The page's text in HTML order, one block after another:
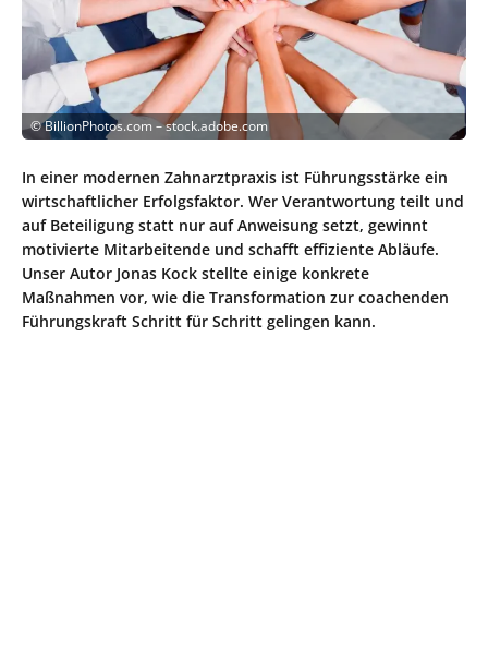
©BillionPhotos.com – stock.adobe.com
In einer modernen Zahnarztpraxis ist Führungsstärke ein
wirtschaftlicher Erfolgsfaktor. Wer Verantwortung teilt und
auf Beteiligung statt nur auf Anweisung setzt, gewinnt
motivierte Mitarbeitende und schafft effiziente Abläufe.
Unser Autor Jonas Kock stellte einige konkrete
Maßnahmen vor, wie die Transformation zur coachenden
Führungskraft Schritt für Schritt gelingen kann.